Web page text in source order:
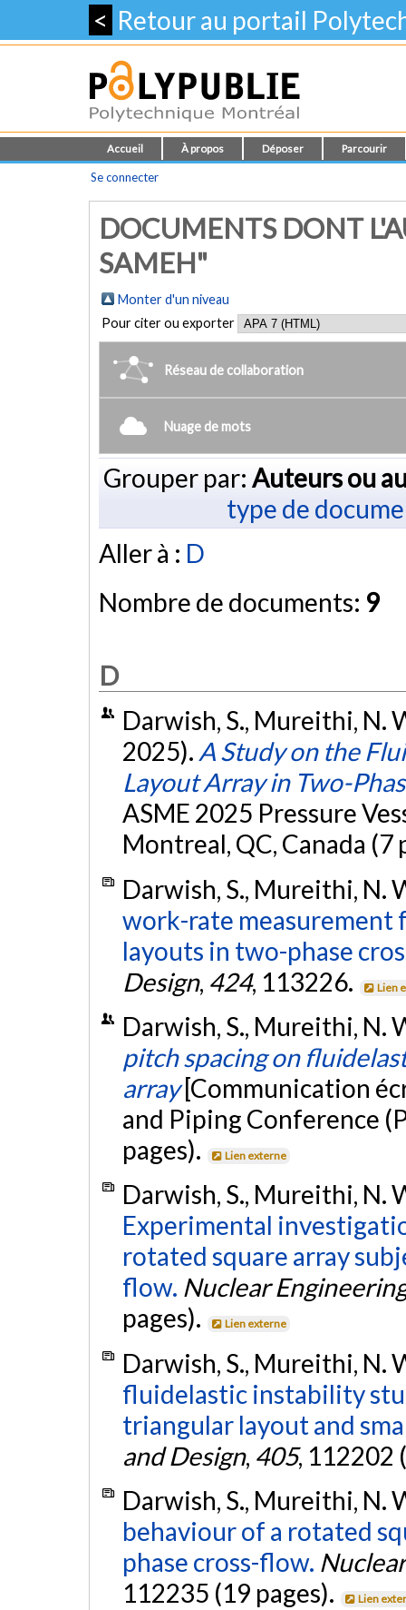
< Retour au portail
Accueil À propos Déposer Parcourir
Se connecter
DOCUMENTS DONT
SAMEH"
Monter d'un niveau
Pour citer ou exporter
Réseau de collaboration
Nuage de mots
Grouper par: Auteurs ou
type de
Aller à : D
Nombre de documents: 9
D
Darwish, S., Mureithi, N.
2025). A Study on the
Layout Array in Two-
ASME 2025 Pressure
Montreal, QC, Canada (7
Darwish, S., Mureithi, N.
work-rate
layouts in two-phase
Design, 424, 113226. Lien
Darwish, S., Mureithi, N.
pitch spacing on
array [Communication
and Piping Conference
pages).
Lien externe
Darwish, S., Mureithi, N.
Experimental
rotated square array
flow. Nuclear
pages).
Lien externe
Darwish, S., Mureithi, N.
fluidelastic instability
triangular layout and
and Design, 405, 112202
Darwish, S., Mureithi, N.
behaviour of a rotated
phase cross-flow.
112235 (19 pages).
Lien